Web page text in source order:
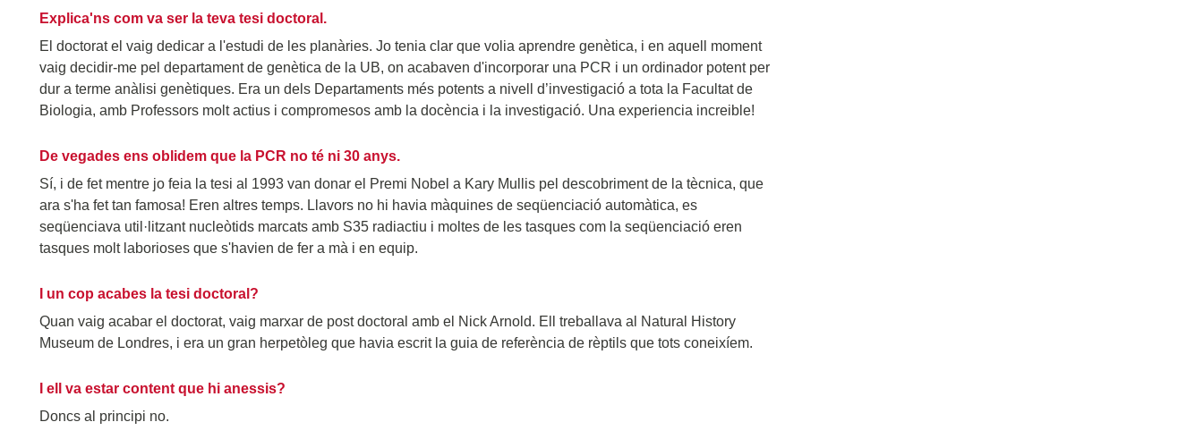
Explica'ns com va ser la teva tesi doctoral.
El doctorat el vaig dedicar a l'estudi de les planàries. Jo tenia clar que volia aprendre genètica, i en aquell moment
vaig decidir-me pel departament de genètica de la UB, on acabaven d'incorporar una PCR i un ordinador potent per
dur a terme anàlisi genètiques. Era un dels Departaments més potents a nivell d’investigació a tota la Facultat de
Biologia, amb Professors molt actius i compromesos amb la docència i la investigació. Una experiencia increible!
De vegades ens oblidem que la PCR no té ni 30 anys.
Sí, i de fet mentre jo feia la tesi al 1993 van donar el Premi Nobel a Kary Mullis pel descobriment de la tècnica, que
ara s'ha fet tan famosa! Eren altres temps. Llavors no hi havia màquines de seqüenciació automàtica, es
seqüenciava util·litzant nucleòtids marcats amb S35 radiactiu i moltes de les tasques com la seqüenciació eren
tasques molt laborioses que s'havien de fer a mà i en equip.
I un cop acabes la tesi doctoral?
Quan vaig acabar el doctorat, vaig marxar de post doctoral amb el Nick Arnold. Ell treballava al Natural History
Museum de Londres, i era un gran herpetòleg que havia escrit la guia de referència de rèptils que tots coneixíem.
I ell va estar content que hi anessis?
Doncs al principi no.